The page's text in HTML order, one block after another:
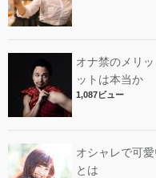
オナ禁のメリ
ットは本当か
1,087ビュー
オシャレで可
とは